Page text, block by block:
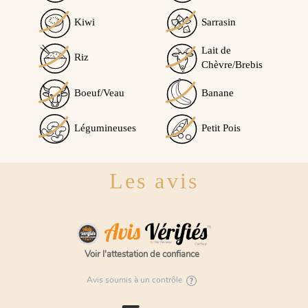
Virginie B. publié le 25/04/2021 suite à une
commande du 16/04/2021
Parfait
Cet avis vous a-t-il été utile ?
0
Kiwi Sarrasin
Riz
Lait de
Chèvre/Brebis
Boeuf/Veau Banane
Légumineuses Petit Pois
Les avis
Voir l'attestation de confiance
Avis soumis à un contrôle